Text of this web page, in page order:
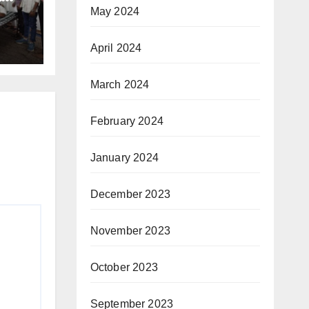
May 2024
April 2024
March 2024
February 2024
January 2024
December 2023
November 2023
October 2023
September 2023